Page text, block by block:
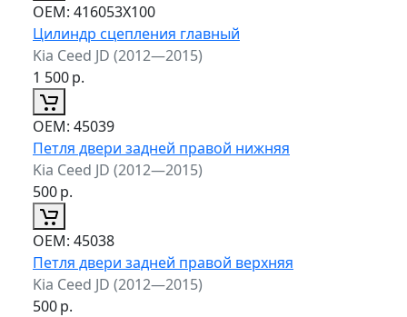
ОЕМ: 416053X100
Цилиндр сцепления главный
Kia Ceed JD (2012—2015)
1 500р.
ОЕМ: 45039
Петля двери задней правой нижняя
Kia Ceed JD (2012—2015)
500р.
ОЕМ: 45038
Петля двери задней правой верхняя
Kia Ceed JD (2012—2015)
500р.